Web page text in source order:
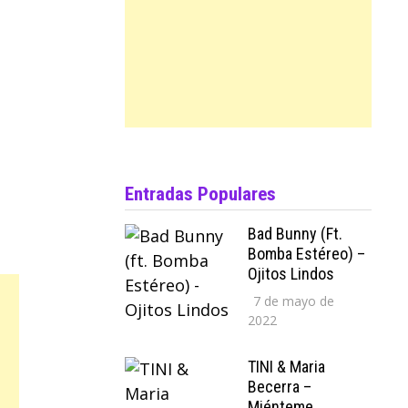
Entradas Populares
Bad Bunny (ft.
Bomba Estéreo) –
Ojitos Lindos
7 de mayo de
2022
TINI & Maria
Becerra –